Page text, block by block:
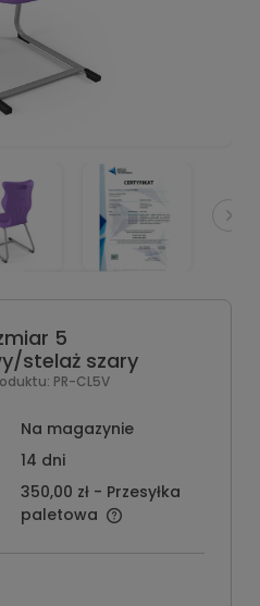
5
stelaż szary
PR-CL5V
Na magazynie
14 dni
350,00 zł - Przesyłka
paletowa